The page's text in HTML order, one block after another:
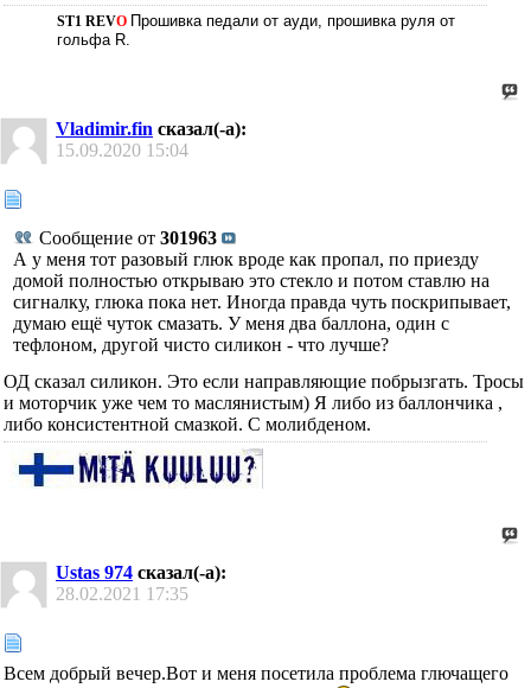
ST1 REVO Прошивка педали от ауди, прошивка руля от
гольфа R.
Vladimir.fin сказал(-а):
15.09.2020 15:04
Сообщение от 301963
А у меня тот разовый глюк вроде как пропал, по приезду
домой полностью открываю это стекло и потом ставлю на
сигналку, глюка пока нет. Иногда правда чуть поскрипывает,
думаю ещё чуток смазать. У меня два баллона, один с
тефлоном, другой чисто силикон - что лучше?
ОД сказал силикон. Это если направляющие побрызгать. Тросы
и моторчик уже чем то маслянистым) Я либо из баллончика ,
либо консистентной смазкой. С молибденом.
Ustas 974 сказал(-а):
28.02.2021 17:35
Всем добрый вечер.Вот и меня посетила проблема глючащего